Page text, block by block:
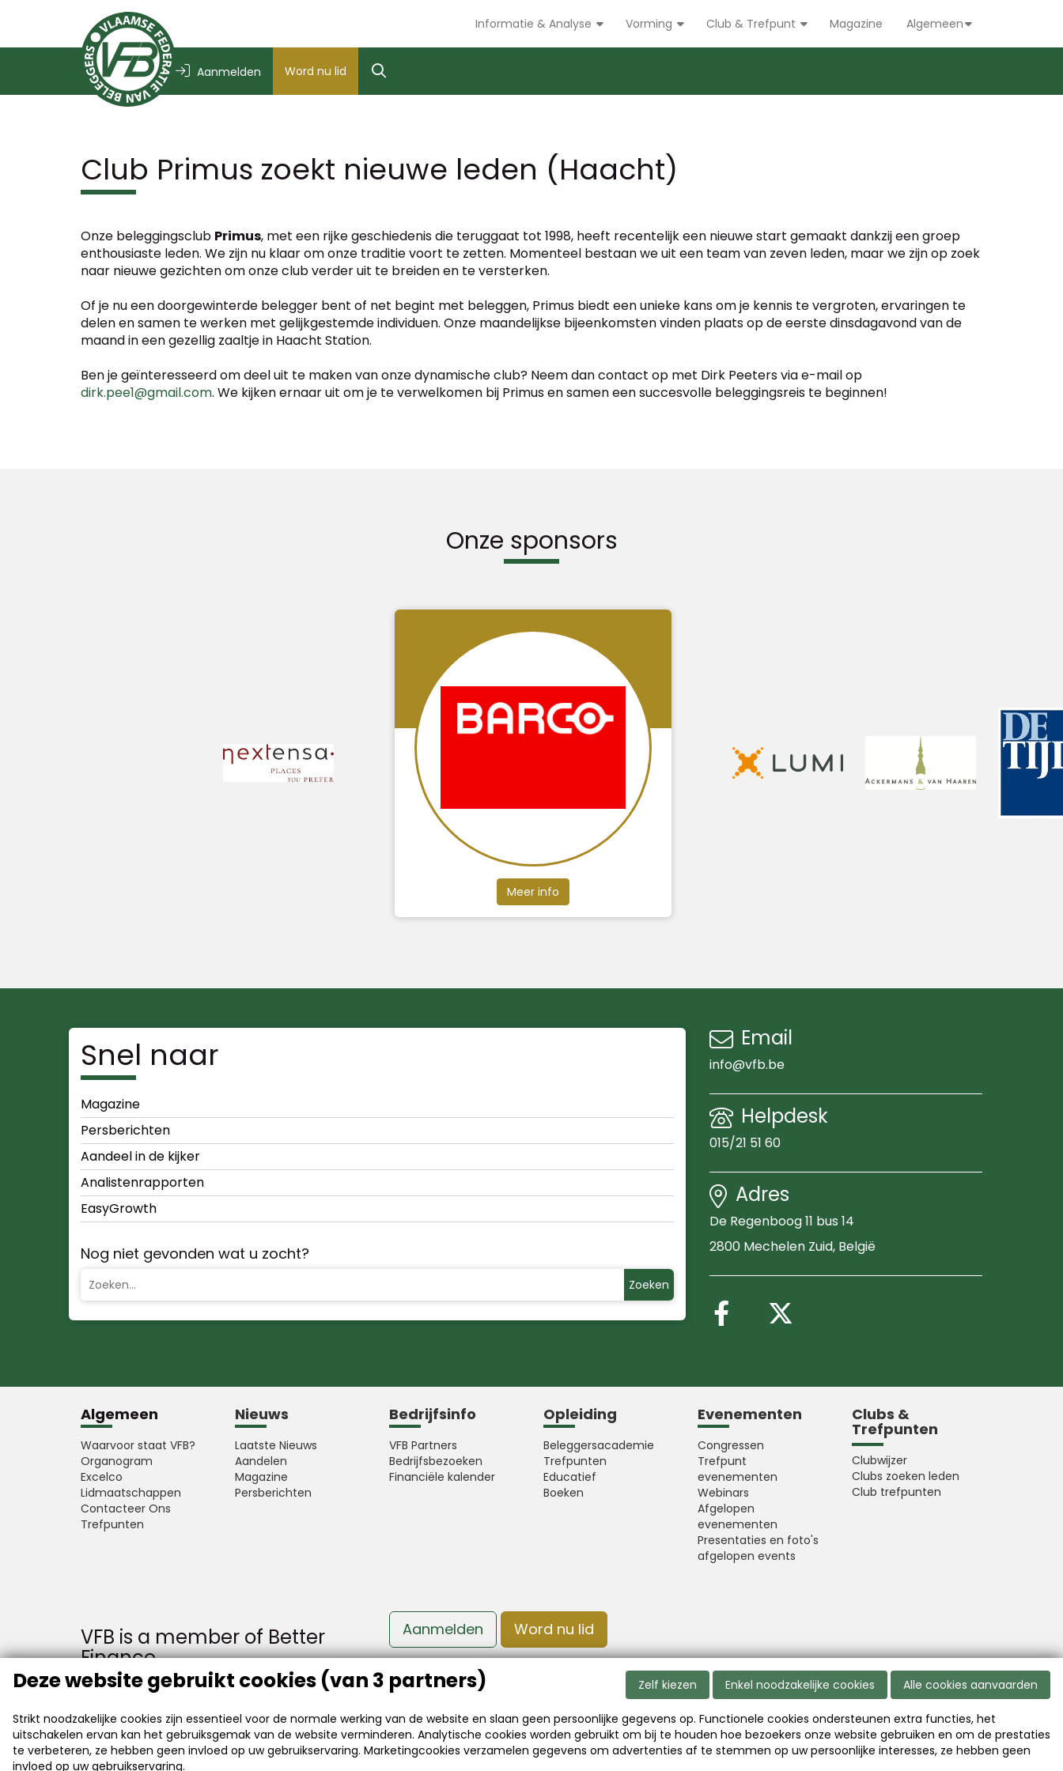
Informatie & Analyse Vorming Club & Trefpunt Magazine Algemeen
Aanmelden Word nu lid
Club Primus zoekt nieuwe leden (Haacht)
Onze beleggingsclub Primus, met een rijke geschiedenis die teruggaat tot 1998, heeft recentelijk een nieuwe start gemaakt dankzij een groep
enthousiaste leden. We zijn nu klaar om onze traditie voort te zetten. Momenteel bestaan we uit een team van zeven leden, maar we zijn op zoek
naar nieuwe gezichten om onze club verder uit te breiden en te versterken.
Of je nu een doorgewinterde belegger bent of net begint met beleggen, Primus biedt een unieke kans om je kennis te vergroten, ervaringen te
delen en samen te werken met gelijkgestemde individuen. Onze maandelijkse bijeenkomsten vinden plaats op de eerste dinsdagavond van de
maand in een gezellig zaaltje in Haacht Station.
Ben je geïnteresseerd om deel uit te maken van onze dynamische club? Neem dan contact op met Dirk Peeters via e-mail op
dirk.pee1@gmail.com. We kijken ernaar uit om je te verwelkomen bij Primus en samen een succesvolle beleggingsreis te beginnen!
Onze sponsors
Meer info
Snel naar
Magazine
Persberichten
Aandeel in de kijker
Analistenrapporten
EasyGrowth
Nog niet gevonden wat u zocht?
Zoeken
Email
info@vfb.be
Helpdesk
015/21 51 60
Adres
De Regenboog 11 bus 14
2800 Mechelen Zuid, België
Volg ons op Facebook
Algemeen
Waarvoor staat VFB?
Organogram
Excelco
Lidmaatschappen
Contacteer Ons
Trefpunten
Nieuws
Laatste Nieuws
Aandelen
Magazine
Persberichten
Bedrijfsinfo
VFB Partners
Bedrijfsbezoeken
Financiële kalender
Opleiding
Beleggersacademie
Trefpunten
Educatief
Boeken
Evenementen
Congressen
Trefpunt
evenementen
Webinars
Afgelopen
evenementen
Presentaties en foto's
afgelopen events
Clubs &
Trefpunten
Clubwijzer
Clubs zoeken leden
Club trefpunten
VFB is a member of Better
Finance
Aanmelden Word nu lid
Disclaimer|Copyright |Privacy
Deze website gebruikt cookies (van 3 partners) Zelf kiezen Enkel noodzakelijke cookies Alle cookies aanvaarden
Strikt noodzakelijke cookies zijn essentieel voor de normale werking van de website en slaan geen persoonlijke gegevens op. Functionele cookies ondersteunen extra functies, het
uitschakelen ervan kan het gebruiksgemak van de website verminderen. Analytische cookies worden gebruikt om bij te houden hoe bezoekers onze website gebruiken en om de prestaties
te verbeteren, ze hebben geen invloed op uw gebruikservaring. Marketingcookies verzamelen gegevens om advertenties af te stemmen op uw persoonlijke interesses, ze hebben geen
invloed op uw gebruikservaring.